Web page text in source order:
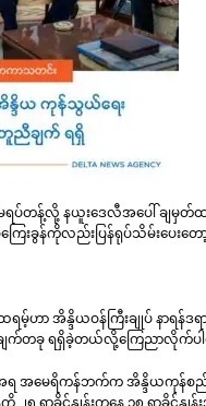
ပ်တန့်လို့ နယူးဒေလီအပေါ် ချမှတ်
ေးခွန်ကိုလည်းပြန်ရုပ်သိမ်းပေးတော့
ဟာ အိန္ဒိယဝန်ကြီးချုပ် နာရန်ဒရ
က်တခု ရရှိခဲ့တယ်လို့ကြေညာလိုက်ပ
အမေရိကန်ဘက်က အိန္ဒိယကုန်စည်
၅ ရာခိုင်နှုန်းကနေ ၁၈ ရာခိုင်နှုန်